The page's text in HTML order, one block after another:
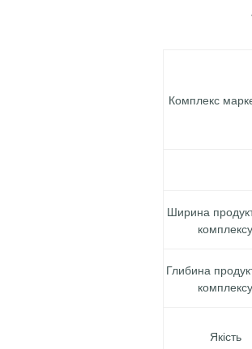
Комплекс
Ширина
комплексу
Глибина
комплексу
Якість